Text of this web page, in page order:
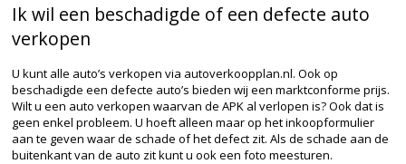
Ik wil een beschadigde of een defecte auto
verkopen
U kunt alle auto’s verkopen via autoverkoopplan.nl. Ook op
beschadigde een defecte auto’s bieden wij een marktconforme prijs.
Wilt u een auto verkopen waarvan de APK al verlopen is? Ook dat is
geen enkel probleem. U hoeft alleen maar op het inkoopformulier
aan te geven waar de schade of het defect zit. Als de schade aan de
buitenkant van de auto zit kunt u ook een foto meesturen.